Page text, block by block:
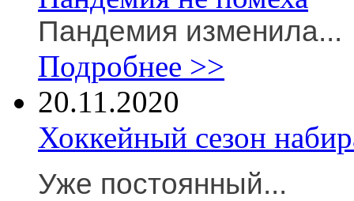
Пандемия изменила...
Подробнее >>
20.11.2020
Хоккейный сезон
Уже постоянный...